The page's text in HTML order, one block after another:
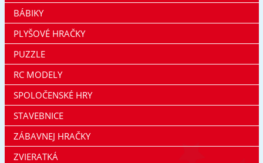
BÁBIKY
PLYŠOVÉ HRAČKY
PUZZLE
RC MODELY
SPOLOČENSKÉ HRY
STAVEBNICE
ZÁBAVNEJ HRAČKY
ZVIERATKÁ